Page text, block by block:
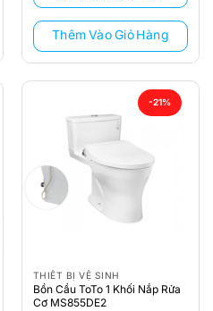
9.620.000 ₫.
Thêm Vào Giỏ Hàng
-21%
THIẾT BỊ VỆ SINH
Bồn Cầu ToTo 1 Khối Nắp Rửa
Cơ MS855DE2